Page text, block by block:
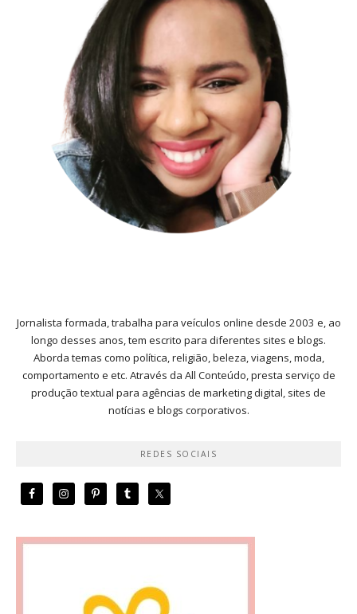
Jornalista formada, trabalha para veículos online desde 2003 e, ao
longo desses anos, tem escrito para diferentes sites e blogs.
Aborda temas como política, religião, beleza, viagens, moda,
comportamento e etc. Através da All Conteúdo, presta serviço de
produção textual para agências de marketing digital, sites de
notícias e blogs corporativos.
REDES SOCIAIS